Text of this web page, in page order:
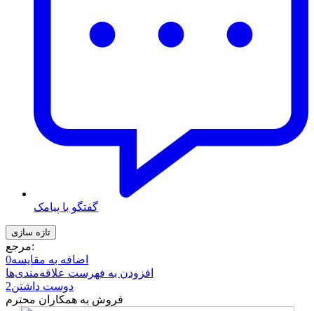
گفتگو با پیامک
مرجع:
اضافه به مقایسه0
افزودن به فهرست علاقه‌مندی‌ها
دوست داشتن2
فروش به همکاران محترم